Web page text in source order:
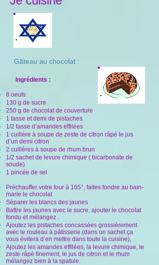
Gâteau au chocolat :
Ingrédients :
8 oeufs
130 g de sucre
250 g de chocolat de couverture
1 tasse et demi de pistaches
1/2 tasse d’amandes effilées
1 cuillère à soupe de zeste de citron râpé le jus
d’un demi citron
2 cuillères à soupe de rhum brun
1/2 sachet de levure chimique ( bicarbonate de
soude)
1 pincée de sel
Préchauffer votre four à 165°, faites fondre au bain-
marie le chocolat
Séparer les blancs des jaunes
Battre les jaunes avec le sucre, ajouter le chocolat
fondu et mélangez .
Ajoutez les pistaches concassées grossièrement
avec le rouleau à pâtisserie (dans un sachet ça
vous évitera d’en mettre dans toute la cuisine),
Ajoutez les amandes effilées, la levure chimique, le
zeste râpé finement, le jus de citron et le rhum
mélangez bien à la spatule.